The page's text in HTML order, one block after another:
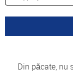
Din păcate, nu